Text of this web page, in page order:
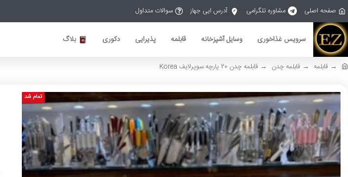
صفحه اصلی مشاوره تلگرامی آدرس ایی جهاز سوالات متداول
سرویس غذاخوری وسایل آشپزخانه قابلمه پذیرایی دکوری بلاگ
قابلمه قابلمه چدن قابلمه چدن 20 پارچه سوپرلایف Korea
تمام شد